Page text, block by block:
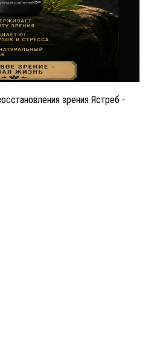
зрения Ястреб -